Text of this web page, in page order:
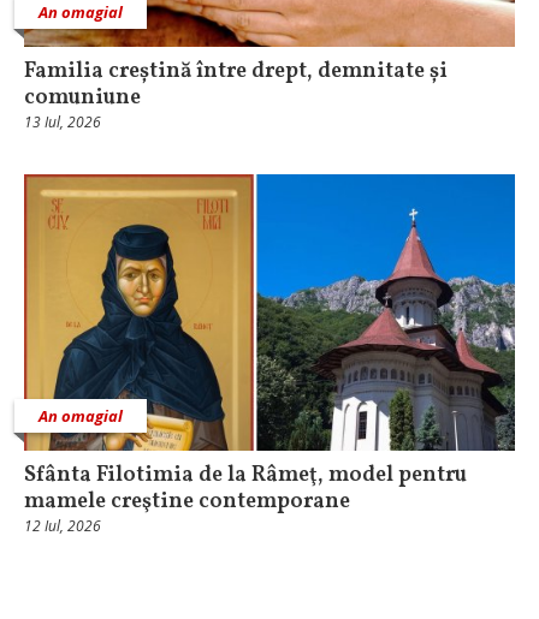
An omagial
Familia creștină între drept, demnitate și
comuniune
13 Iul, 2026
An omagial
Sfânta Filotimia de la Râmeţ, model pentru
mamele creştine contemporane
12 Iul, 2026